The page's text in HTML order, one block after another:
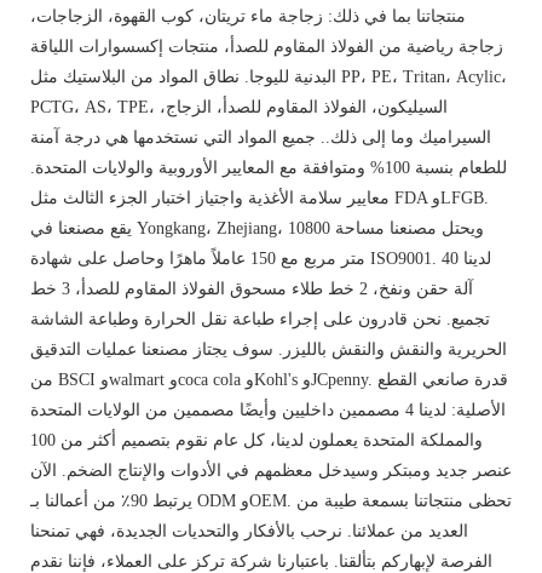
منتجاتنا بما في ذلك: زجاجة ماء تريتان، كوب القهوة، الزجاجات،
زجاجة رياضية من الفولاذ المقاوم للصدأ، منتجات إكسسوارات اللياقة
البدنية لليوجا. نطاق المواد من البلاستيك مثل PP، PE، Tritan، Acylic،
PCTG، AS، TPE، السيليكون، الفولاذ المقاوم للصدأ، الزجاج،
السيراميك وما إلى ذلك.. جميع المواد التي نستخدمها هي درجة آمنة
للطعام بنسبة 100% ومتوافقة مع المعايير الأوروبية والولايات المتحدة.
معايير سلامة الأغذية واجتياز اختبار الجزء الثالث مثل FDA وLFGB.
يقع مصنعنا في Yongkang، Zhejiang، ويحتل مصنعنا مساحة 10800
متر مربع مع 150 عاملاً ماهرًا وحاصل على شهادة ISO9001. لدينا 40
آلة حقن ونفخ، 2 خط طلاء مسحوق الفولاذ المقاوم للصدأ، 3 خط
تجميع. نحن قادرون على إجراء طباعة نقل الحرارة وطباعة الشاشة
الحريرية والنقش والنقش بالليزر. سوف يجتاز مصنعنا عمليات التدقيق
من BSCI وwalmart وcoca cola وKohl's وJCpenny. قدرة صانعي القطع
الأصلية: لدينا 4 مصممين داخليين وأيضًا مصممين من الولايات المتحدة
والمملكة المتحدة يعملون لدينا، كل عام نقوم بتصميم أكثر من 100
عنصر جديد ومبتكر وسيدخل معظمهم في الأدوات والإنتاج الضخم. الآن
يرتبط 90٪ من أعمالنا بـ ODM وOEM. تحظى منتجاتنا بسمعة طيبة من
العديد من عملائنا. نرحب بالأفكار والتحديات الجديدة، فهي تمنحنا
الفرصة لإبهاركم بتألقنا. باعتبارنا شركة تركز على العملاء، فإننا نقدم